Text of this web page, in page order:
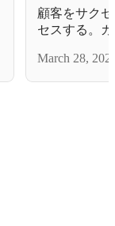
顧客をサク
セスする。
March 28,